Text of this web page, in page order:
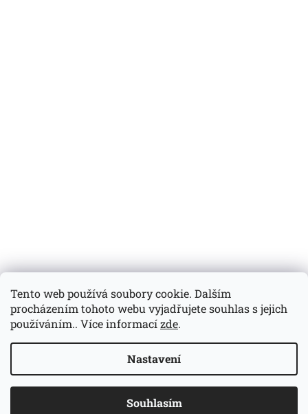
Tento web používá soubory cookie. Dalším
procházením tohoto webu vyjadřujete souhlas s jejich
používáním.. Více informacízde.
Nastavení
Souhlasím
Copyright 2026Pimpinella přírodní kosmetika. Všechna
práva vyhrazena.